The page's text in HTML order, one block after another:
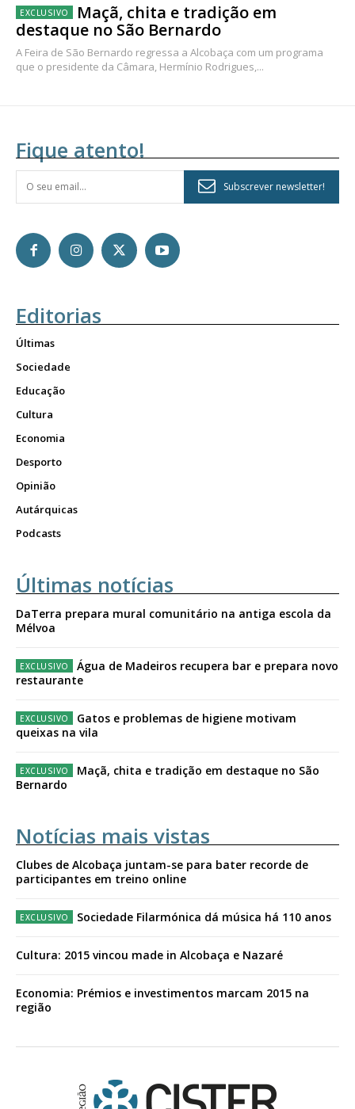
Maçã, chita e tradição em
destaque no São Bernardo
A Feira de São Bernardo regressa a Alcobaça com um programa
que o presidente da Câmara, Hermínio Rodrigues,...
Fique atento!
Subscrever newsletter!
Editorias
Últimas
Sociedade
Educação
Cultura
Economia
Desporto
Opinião
Autárquicas
Podcasts
Últimas notícias
DaTerra prepara mural comunitário na antiga escola da
Mélvoa
Água de Madeiros recupera bar e prepara novo
restaurante
Gatos e problemas de higiene motivam
queixas na vila
Maçã, chita e tradição em destaque no São
Bernardo
Notícias mais vistas
Clubes de Alcobaça juntam-se para bater recorde de
participantes em treino online
Sociedade Filarmónica dá música há 110 anos
Cultura: 2015 vincou made in Alcobaça e Nazaré
Economia: Prémios e investimentos marcam 2015 na
região